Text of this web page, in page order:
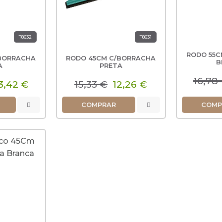
T8632
€
T8631
RODO 45CM C/BORRACHA
PRETA
15,33 € 12,26 €
COMPRAR
RODO
16,78